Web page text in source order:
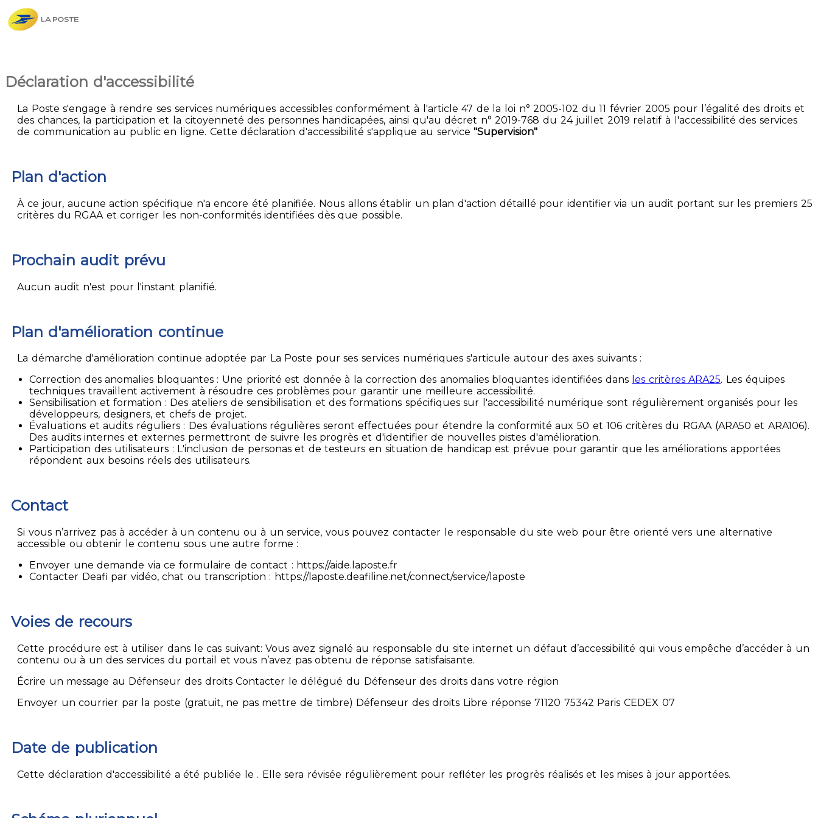
Déclaration d'accessibilité
La Poste s'engage à rendre ses services numériques accessibles conformément à l'article 47 de la loi n° 2005-102 du 11 février 2005 pour l’égalité des droits et
des chances, la participation et la citoyenneté des personnes handicapées, ainsi qu'au décret n° 2019-768 du 24 juillet 2019 relatif à l'accessibilité des services
de communication au public en ligne. Cette déclaration d'accessibilité s'applique au service"Supervision"
Plan d'action
À ce jour, aucune action spécifique n'a encore été planifiée. Nous allons établir un plan d'action détaillé pour identifier via un audit portant sur les premiers 25
critères du RGAA et corriger les non-conformités identifiées dès que possible.
Prochain audit prévu
Aucun audit n'est pour l'instant planifié.
Plan d'amélioration continue
La démarche d'amélioration continue adoptée par La Poste pour ses services numériques s'articule autour des axes suivants :
Correction des anomalies bloquantes : Une priorité est donnée à la correction des anomalies bloquantes identifiées dans les critères ARA25. Les équipes
techniques travaillent activement à résoudre ces problèmes pour garantir une meilleure accessibilité.
Sensibilisation et formation : Des ateliers de sensibilisation et des formations spécifiques sur l'accessibilité numérique sont régulièrement organisés pour les
développeurs, designers, et chefs de projet.
Évaluations et audits réguliers : Des évaluations régulières seront effectuées pour étendre la conformité aux 50 et 106 critères du RGAA (ARA50 et ARA106).
Des audits internes et externes permettront de suivre les progrès et d'identifier de nouvelles pistes d'amélioration.
Participation des utilisateurs : L'inclusion de personas et de testeurs en situation de handicap est prévue pour garantir que les améliorations apportées
répondent aux besoins réels des utilisateurs.
Contact
Si vous n’arrivez pas à accéder à un contenu ou à un service, vous pouvez contacter le responsable du site web pour être orienté vers une alternative
accessible ou obtenir le contenu sous une autre forme :
Envoyer une demande via ce formulaire de contact : https://aide.laposte.fr
Contacter Deafi par vidéo, chat ou transcription : https://laposte.deafiline.net/connect/service/laposte
Voies de recours
Cette procédure est à utiliser dans le cas suivant: Vous avez signalé au responsable du site internet un défaut d’accessibilité qui vous empêche d’accéder à un
contenu ou à un des services du portail et vous n’avez pas obtenu de réponse satisfaisante.
Écrire un message au Défenseur des droits Contacter le délégué du Défenseur des droits dans votre région
Envoyer un courrier par la poste (gratuit, ne pas mettre de timbre) Défenseur des droits Libre réponse 71120 75342 Paris CEDEX 07
Date de publication
Cette déclaration d'accessibilité a été publiée le . Elle sera révisée régulièrement pour refléter les progrès réalisés et les mises à jour apportées.